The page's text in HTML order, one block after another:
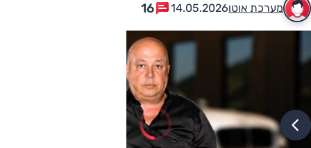
מערכת אוטו14.05.2026
16